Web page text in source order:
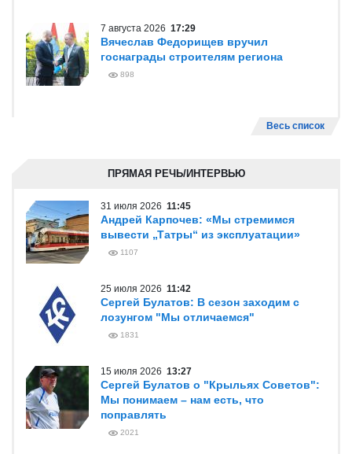
7 августа 2026 17:29
Вячеслав Федорищев вручил
госнаграды строителям региона
898
Весь список
ПРЯМАЯ РЕЧЬ/ИНТЕРВЬЮ
31 июля 2026 11:45
Андрей Карпочев: «Мы стремимся
вывести „Татры“ из эксплуатации»
1107
25 июля 2026 11:42
Сергей Булатов: В сезон заходим с
лозунгом "Мы отличаемся"
1831
15 июля 2026 13:27
Сергей Булатов о "Крыльях Советов":
Мы понимаем – нам есть, что
поправлять
2021